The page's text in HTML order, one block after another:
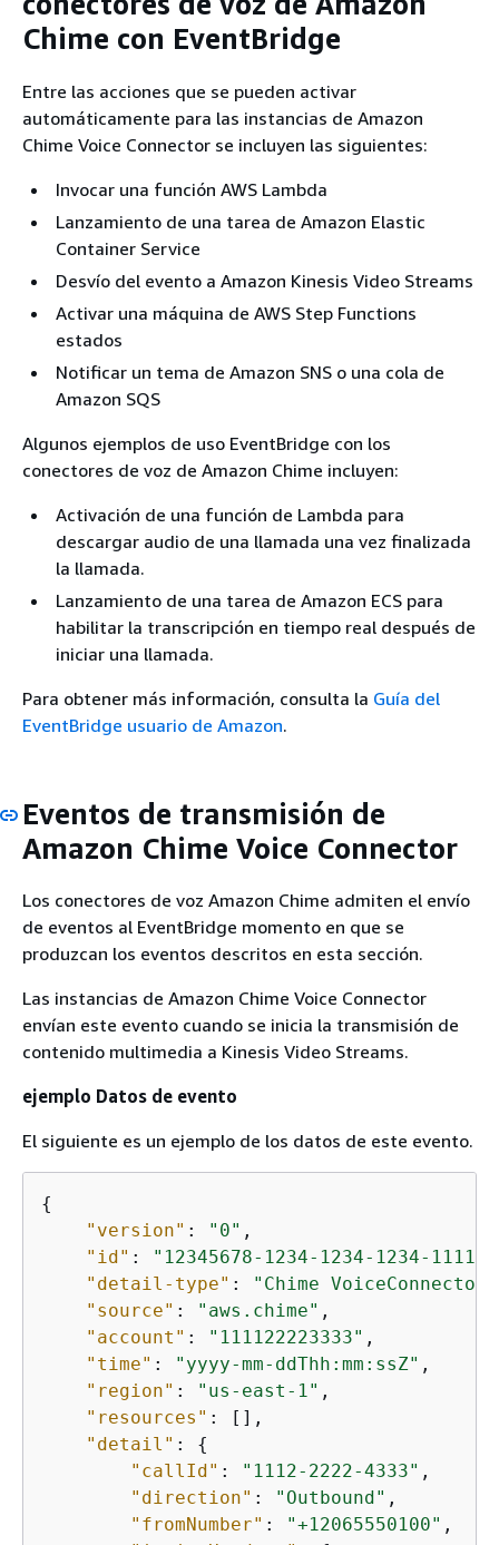
Chime con EventBridge
Entre las acciones que se pueden activar
automáticamente para las instancias de Amazon
Chime Voice Connector se incluyen las siguientes:
Invocar una función AWS Lambda
Lanzamiento de una tarea de Amazon Elastic
Container Service
Desvío del evento a Amazon Kinesis Video Streams
Activar una máquina de AWS Step Functions
estados
Notificar un tema de Amazon SNS o una cola de
Amazon SQS
Algunos ejemplos de uso EventBridge con los
conectores de voz de Amazon Chime incluyen:
Activación de una función de Lambda para
descargar audio de una llamada una vez finalizada
la llamada.
Lanzamiento de una tarea de Amazon ECS para
habilitar la transcripción en tiempo real después de
iniciar una llamada.
Para obtener más información, consulta la Guía del
EventBridge usuario de Amazon.
Eventos de transmisión de
Amazon Chime Voice Connector
Los conectores de voz Amazon Chime admiten el envío
de eventos al EventBridge momento en que se
produzcan los eventos descritos en esta sección.
Las instancias de Amazon Chime Voice Connector
envían este evento cuando se inicia la transmisión de
contenido multimedia a Kinesis Video Streams.
ejemplo Datos de evento
El siguiente es un ejemplo de los datos de este evento.
{
"version" : "0" ,
"id" :
"12345678-1234-1234-1234-
"detail-type" :
"Chime
"source" : "aws.chime" ,
"account" : "111122223333" ,
"time" : "yyyy-mm-ddThh:mm:ssZ" ,
"region" : "us-east-1" ,
"resources" : [],
"detail" : {
"callId" : "1112-2222-4333" ,
"direction" : "Outbound" ,
"fromNumber" : "+12065550100" ,